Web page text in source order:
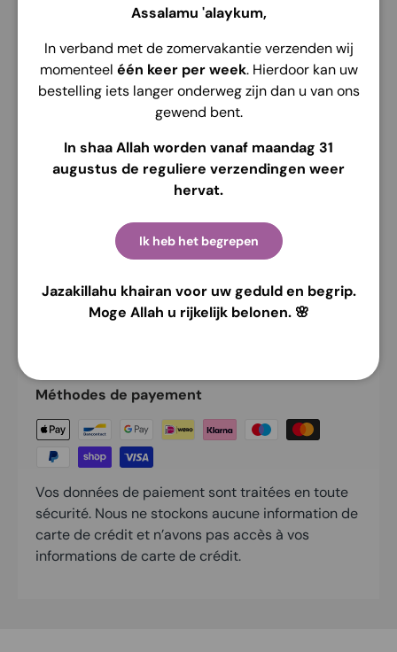
Service de retrait disponible àEdelsmidsdreef 4
Voir les informations de la boutique
Description Envoi Retour
Le Pasmina Dinan Jersey Oval instant est confectionné
en tissu Jersey. Il a une forme ovale et est conçu pour
une utilisation facile. Les dimensions du recto sont de
100 cm, tandis que le dos a une longueur de 90 cm.
Méthodes de payement
Vos données de paiement sont traitées en toute
sécurité. Nous ne stockons aucune information de
carte de crédit et n’avons pas accès à vos
informations de carte de crédit.
Assalamu 'alaykum,
In verband met de zomervakantie verzenden wij
momenteel één keer per week. Hierdoor kan uw
bestelling iets langer onderweg zijn dan u van ons
gewend bent.
In shaa Allah worden vanaf maandag 31
augustus de reguliere verzendingen weer
hervat.
Ik heb het begrepen
Jazakillahu khairan voor uw geduld en begrip.
Moge Allah u rijkelijk belonen. 🌸